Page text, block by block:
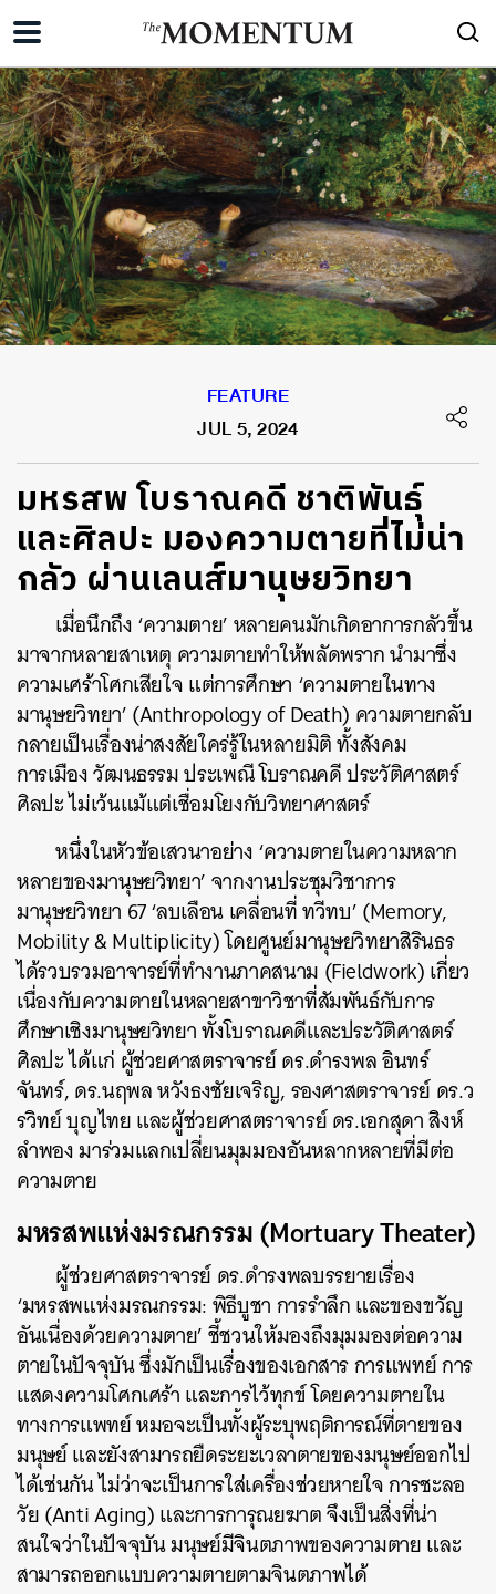
FEATURE
JUL 5, 2024
มหรสพ โบราณคดี ชาติพันธุ์
และศิลปะ มองความตายที่ไม่น่า
กลัว ผ่านเลนส์มานุษยวิทยา
เมื่อนึกถึง ‘ความตาย’ หลายคนมักเกิดอาการกลัวขึ้น
มาจากหลายสาเหตุ ความตายทำให้พลัดพราก นำมาซึ่ง
ความเศร้าโศกเสียใจ แต่การศึกษา ‘ความตายในทาง
มานุษยวิทยา’ (Anthropology of Death) ความตายกลับ
กลายเป็นเรื่องน่าสงสัยใคร่รู้ในหลายมิติ ทั้งสังคม
การเมือง วัฒนธรรม ประเพณี โบราณคดี ประวัติศาสตร์
ศิลปะ ไม่เว้นแม้แต่เชื่อมโยงกับวิทยาศาสตร์
หนึ่งในหัวข้อเสวนาอย่าง ‘ความตายในความหลาก
หลายของมานุษยวิทยา’ จากงานประชุมวิชาการ
มานุษยวิทยา 67 ‘ลบเลือน เคลื่อนที่ ทวีทบ’ (Memory,
Mobility & Multiplicity) โดยศูนย์มานุษยวิทยาสิรินธร
ได้รวบรวมอาจารย์ที่ทำงานภาคสนาม (Fieldwork) เกี่ยว
เนื่องกับความตายในหลายสาขาวิชาที่สัมพันธ์กับการ
ศึกษาเชิงมานุษยวิทยา ทั้งโบราณคดีและประวัติศาสตร์
ศิลปะ ได้แก่ ผู้ช่วยศาสตราจารย์ ดร.ดำรงพล อินทร์
จันทร์, ดร.นฤพล หวังธงชัยเจริญ, รองศาสตราจารย์ ดร.ว
รวิทย์ บุญไทย และผู้ช่วยศาสตราจารย์ ดร.เอกสุดา สิงห์
ลำพอง มาร่วมแลกเปลี่ยนมุมมองอันหลากหลายที่มีต่อ
ความตาย
มหรสพแห่งมรณกรรม (Mortuary Theater)
ผู้ช่วยศาสตราจารย์ ดร.ดำรงพลบรรยายเรื่อง
‘มหรสพแห่งมรณกรรม: พิธีบูชา การรำลึก และของขวัญ
อันเนื่องด้วยความตาย’ ชี้ชวนให้มองถึงมุมมองต่อความ
ตายในปัจจุบัน ซึ่งมักเป็นเรื่องของเอกสาร การแพทย์ การ
แสดงความโศกเศร้า และการไว้ทุกข์ โดยความตายใน
ทางการแพทย์ หมอจะเป็นทั้งผู้ระบุพฤติการณ์ที่ตายของ
มนุษย์ และยังสามารถยืดระยะเวลาตายของมนุษย์ออกไป
ได้เช่นกัน ไม่ว่าจะเป็นการใส่เครื่องช่วยหายใจ การชะลอ
วัย (Anti Aging) และการการุณยฆาต จึงเป็นสิ่งที่น่า
สนใจว่าในปัจจุบัน มนุษย์มีจินตภาพของความตาย และ
สามารถออกแบบความตายตามจินตภาพได้